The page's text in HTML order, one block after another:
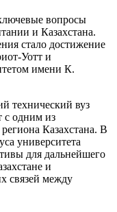
вопросы
и Казахстана.
стало достижение
Уотт и
имени К.
технический вуз
с одним из
Казахстана. В
университета
для дальнейшего
и
связей между